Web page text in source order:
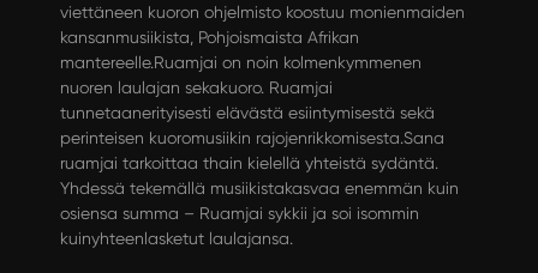
viettäneen kuoron ohjelmisto koostuu monienmaiden
kansanmusiikista, Pohjoismaista Afrikan
mantereelle.Ruamjai on noin kolmenkymmenen
nuoren laulajan sekakuoro. Ruamjai
tunnetaanerityisesti elävästä esiintymisestä sekä
perinteisen kuoromusiikin rajojenrikkomisesta.Sana
ruamjai tarkoittaa thain kielellä yhteistä sydäntä.
Yhdessä tekemällä musiikistakasvaa enemmän kuin
osiensa summa – Ruamjai sykkii ja soi isommin
kuinyhteenlasketut laulajansa.